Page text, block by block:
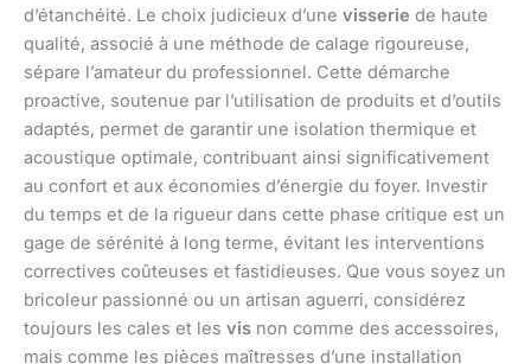
d’étanchéité. Le choix judicieux d’une visserie de haute
qualité, associé à une méthode de calage rigoureuse,
sépare l’amateur du professionnel. Cette démarche
proactive, soutenue par l’utilisation de produits et d’outils
adaptés, permet de garantir une isolation thermique et
acoustique optimale, contribuant ainsi significativement
au confort et aux économies d’énergie du foyer. Investir
du temps et de la rigueur dans cette phase critique est un
gage de sérénité à long terme, évitant les interventions
correctives coûteuses et fastidieuses. Que vous soyez un
bricoleur passionné ou un artisan aguerri, considérez
toujours les cales et les vis non comme des accessoires,
mais comme les pièces maîtresses d’une installation